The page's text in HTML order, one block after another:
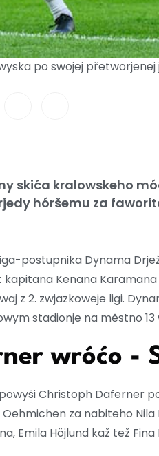
po swojej
skića kralowskeho
hóršemu za
postupnika Dynama
Kenana
z 2. zwjazkoweje ligi.
stadionje na městno 13
wróćo -
Christoph Daferner
za nabiteho
Emila Höjlund kaž tež